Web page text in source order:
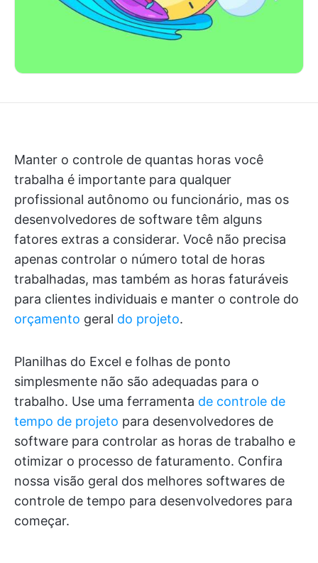
Manter o controle de quantas horas você
trabalha é importante para qualquer
profissional autônomo ou funcionário, mas os
desenvolvedores de software têm alguns
fatores extras a considerar. Você não precisa
apenas controlar o número total de horas
trabalhadas, mas também as horas faturáveis
para clientes individuais e manter o controle do
orçamento geral do projeto.
Planilhas do Excel e folhas de ponto
simplesmente não são adequadas para o
trabalho. Use uma ferramenta de controle de
tempo de projeto para desenvolvedores de
software para controlar as horas de trabalho e
otimizar o processo de faturamento. Confira
nossa visão geral dos melhores softwares de
controle de tempo para desenvolvedores para
começar.